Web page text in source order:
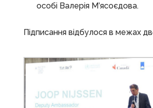
особі Валерія М’ясоєдова.
Підписання відбулося в межах